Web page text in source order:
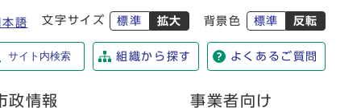
語 文字サイズ 標準 拡大 背景色 標準 反転
サイト内検索 組織から探す よくあるご質問
政情報 事業者向け